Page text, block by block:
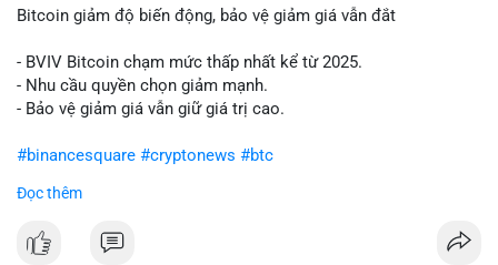
Bitcoin giảm độ biến động, bảo vệ giảm giá vẫn đắt
- BVIV Bitcoin chạm mức thấp nhất kể từ 2025.
- Nhu cầu quyền chọn giảm mạnh.
- Bảo vệ giảm giá vẫn giữ giá trị cao.
#binancesquare #cryptonews #btc
$btc
#vlikevn #titanbot
Đọc thêm